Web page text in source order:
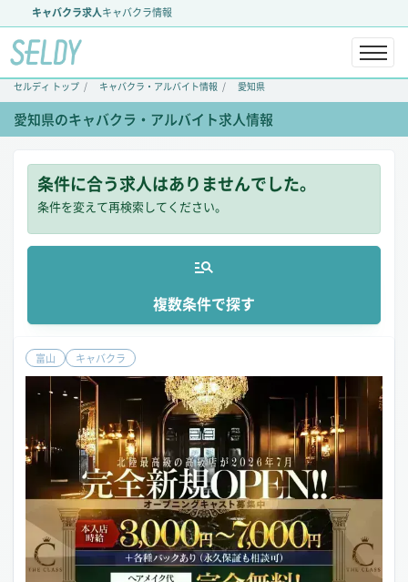
キャバクラ求人キャバクラ情報
セルディ トップ キャバクラ・アルバイト情報 愛知県
愛知県のキャバクラ・アルバイト求人情報
条件に合う求人はありませんでした。
条件を変えて再検索してください。
複数条件で探す
富山 キャバクラ